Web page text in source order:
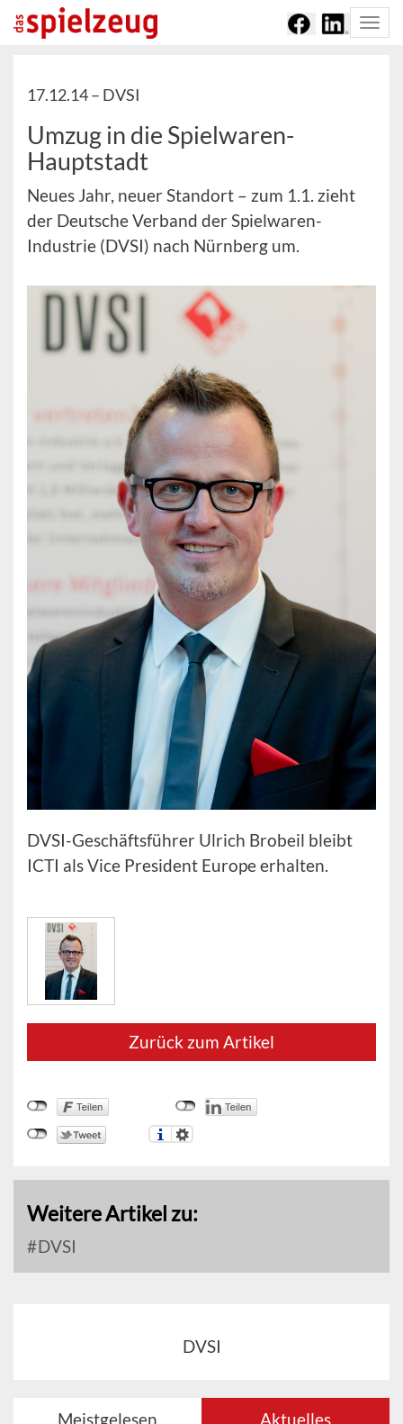
17.12.14 – DVSI
Umzug in die Spielwaren-
Hauptstadt
Neues Jahr, neuer Standort – zum 1.1. zieht
der Deutsche Verband der Spielwaren-
Industrie (DVSI) nach Nürnberg um.
DVSI-Geschäftsführer Ulrich Brobeil bleibt
ICTI als Vice President Europe erhalten.
Zurück zum Artikel
Weitere Artikel zu:
DVSI
DVSI
Meistgelesen Aktuelles